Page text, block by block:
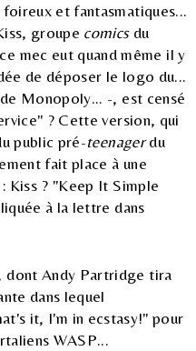
foireux et fantasmatiques...
groupe comicsdu
mec eut quand même il y
de déposer le logo du...
Monopoly... -, est censé
? Cette version, qui
public pré-teenagerdu
fait place à une
Kiss ? "Keep It Simple
à la lettre dans
dont Andy Partridge tira
dans lequel
it, I'm in ecstasy!" pour
WASP...